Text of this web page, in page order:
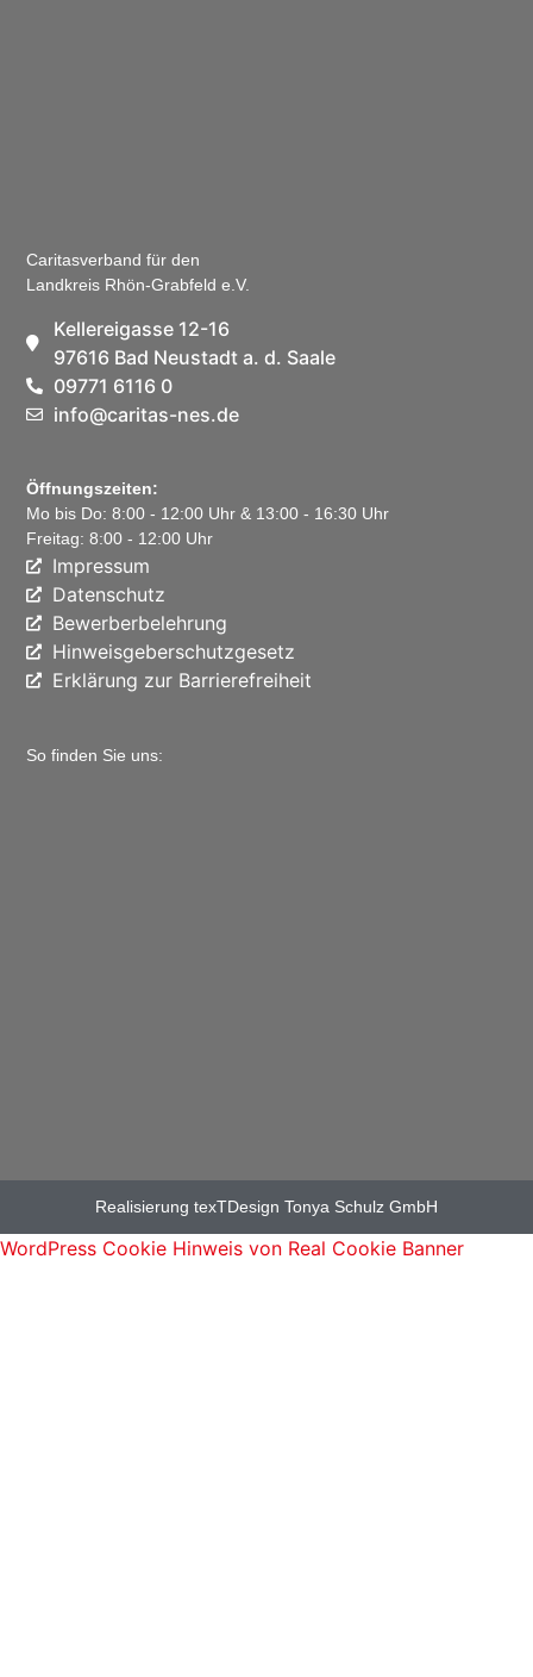
Caritasverband für den
Landkreis Rhön-Grabfeld e.V.
Kellereigasse 12-16
97616 Bad Neustadt a. d. Saale
09771 6116 0
info@caritas-nes.de
Öffnungszeiten:
Mo bis Do: 8:00 - 12:00 Uhr & 13:00 - 16:30 Uhr
Freitag: 8:00 - 12:00 Uhr
Impressum
Datenschutz
Bewerberbelehrung
Hinweisgeberschutzgesetz
Erklärung zur Barrierefreiheit
So finden Sie uns:
Realisierung texTDesign Tonya Schulz GmbH
WordPress Cookie Hinweis von Real Cookie Banner